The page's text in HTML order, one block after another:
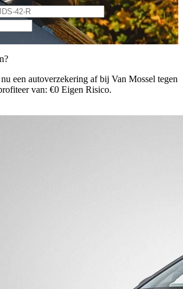
een autoverzekering af bij Van Mossel tegen
van: €0 Eigen Risico.